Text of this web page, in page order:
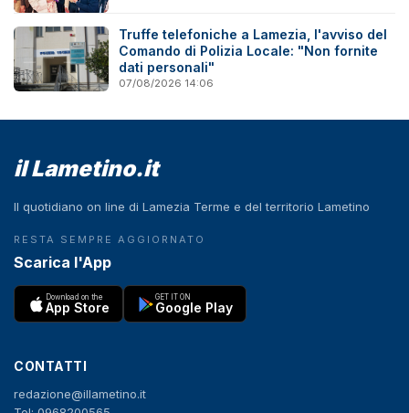
Truffe telefoniche a Lamezia, l'avviso del
Comando di Polizia Locale: "Non fornite
dati personali"
07/08/2026 14:06
il Lametino.it
Il quotidiano on line di Lamezia Terme e del territorio Lametino
RESTA SEMPRE AGGIORNATO
Scarica l'App
Download on the
App Store
GET IT ON
Google Play
CONTATTI
redazione@illametino.it